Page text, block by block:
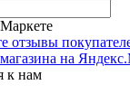
к нам